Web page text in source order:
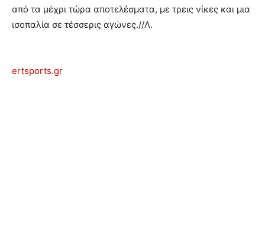
από τα μέχρι τώρα αποτελέσματα, με τρεις νίκες και μια
ισοπαλία σε τέσσερις αγώνες.//Λ.
ertsports.gr